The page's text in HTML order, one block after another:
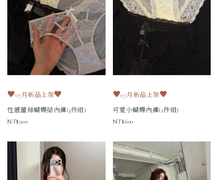
♥07月新品上架♥
性感蕾絲蝴蝶結內褲(3件組)
900
♥07月新品上架♥
可愛小蝴蝶內褲(2件組)
600